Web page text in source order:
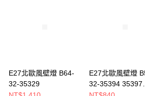
E27北歐風壁燈 B64-
32-35329
E27北歐風壁燈
32-35394 35397